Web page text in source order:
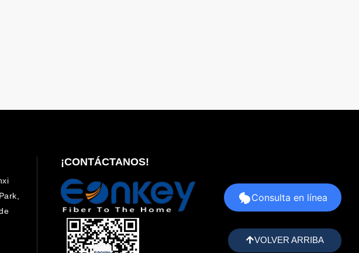
¡CONTÁCTANOS!
VOLVER ARRIBA
Consulta en línea